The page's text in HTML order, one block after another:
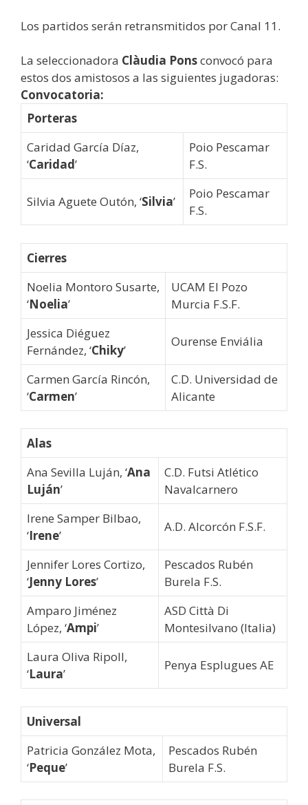
Los partidos serán retransmitidos por Canal 11.
La seleccionadora Clàudia Ponsconvocó para
estos dos amistosos a las siguientes jugadoras:
Convocatoria:
Porteras
Caridad García Díaz,
‘Caridad’
Poio Pescamar
F.S.
Silvia Aguete Outón, ‘Silvia’
Poio Pescamar
F.S.
Cierres
Noelia Montoro Susarte,
‘Noelia’
UCAM El Pozo
Murcia F.S.F.
Jessica Diéguez
Fernández, ‘Chiky’
Ourense Enviália
Carmen García Rincón,
‘Carmen’
C.D. Universidad de
Alicante
Alas
Ana Sevilla Luján, ‘Ana
Luján’
C.D. Futsi Atlético
Navalcarnero
Irene Samper Bilbao,
‘Irene’
A.D. Alcorcón F.S.F.
Jennifer Lores Cortizo,
‘Jenny Lores’
Pescados Rubén
Burela F.S.
Amparo Jiménez
López, ‘Ampi’
ASD Città Di
Montesilvano (Italia)
Laura Oliva Ripoll,
‘Laura’
Penya Esplugues AE
Universal
Patricia González Mota,
‘Peque’
Pescados Rubén
Burela F.S.